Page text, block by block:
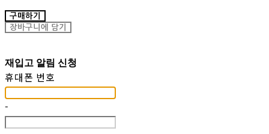
구매하기
장바구니에 담기
재입고 알림 신청
휴대폰 번호
-